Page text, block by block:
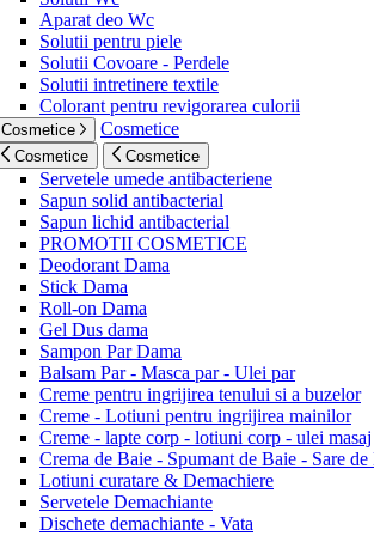
Aparat deo Wc
Solutii pentru piele
Solutii Covoare - Perdele
Solutii intretinere textile
Colorant pentru revigorarea culorii
Cosmetice Cosmetice
Cosmetice Cosmetice
Servetele umede antibacteriene
Sapun solid antibacterial
Sapun lichid antibacterial
PROMOTII COSMETICE
Deodorant Dama
Stick Dama
Roll-on Dama
Gel Dus dama
Sampon Par Dama
Balsam Par - Masca par - Ulei par
Creme pentru ingrijirea tenului si a buzelor
Creme - Lotiuni pentru ingrijirea mainilor
Creme - lapte corp - lotiuni corp - ulei masaj
Crema de Baie - Spumant de Baie - Sare de
Lotiuni curatare & Demachiere
Servetele Demachiante
Dischete demachiante - Vata